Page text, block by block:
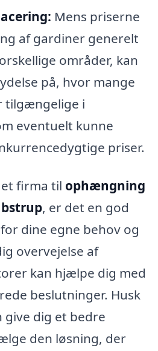
Mens priserne
af gardiner generelt
områder, kan
på, hvor mange
tilgængelige i
eventuelt kunne
priser.
firma til ophængning
, er det en god
dine egne behov og
overvejelse af
kan hjælpe dig med
beslutninger. Husk
dig et bedre
den løsning, der